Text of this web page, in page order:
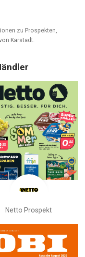
zu Prospekten,
Karstadt.
Netto Prospekt